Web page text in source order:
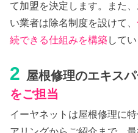
て加盟を決定します。また
い業者は除名制度を設けて、
続できる仕組みを構築してい
2 屋根修理のエキス
をご担当
イーヤネットは屋根修理に